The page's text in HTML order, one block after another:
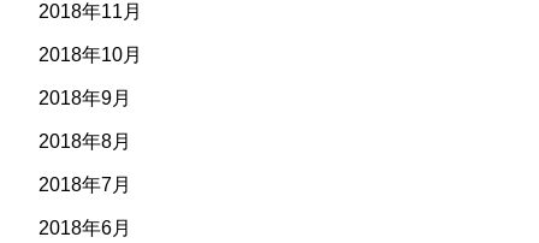
2018年11月
2018年10月
2018年9月
2018年8月
2018年7月
2018年6月